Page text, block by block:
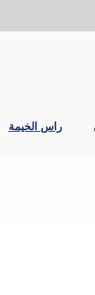
راس الخيمة